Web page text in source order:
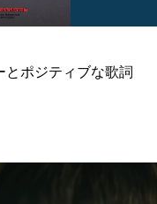
とポジティブな歌詞